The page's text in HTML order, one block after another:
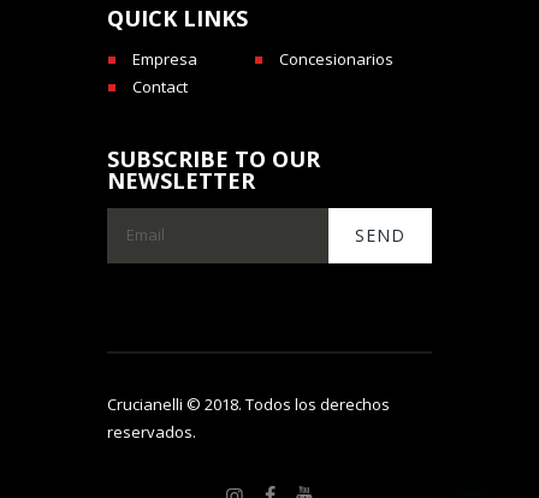
QUICK LINKS
Empresa
Concesionarios
Contact
SUBSCRIBE TO OUR
NEWSLETTER
Crucianelli © 2018. Todos los derechos
reservados.